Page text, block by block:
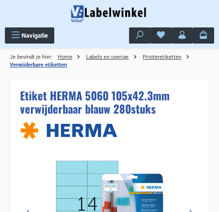
Navigatie Je hebt 0 items op
Je bevindt je hier: Home Labels en overige
Printeretiketten
Verwijderbare etiketten
Etiket HERMA 5060 105x42.3mm
verwijderbaar blauw 280stuks
Sla de afbeeldingengalerij over